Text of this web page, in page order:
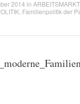
2014 in
, Familienpolitik der